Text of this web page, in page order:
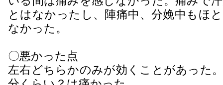
とはなかったし、陣痛中、分娩中もほ
なかった。
〇悪かった点
左右どちらかのみが効くことがあった